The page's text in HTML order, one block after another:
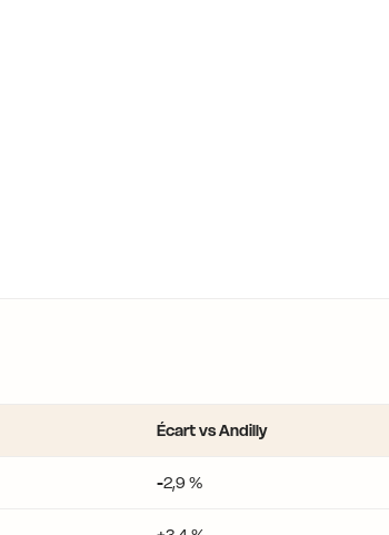
Écart vs Andilly
-2,9 %